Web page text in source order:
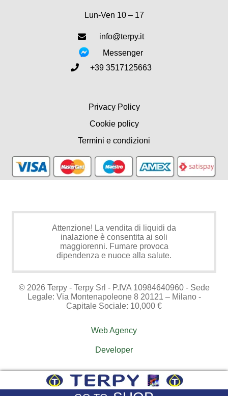
Lun-Ven 10 – 17
info@terpy.it
Messenger
+39 3517125663
Privacy Policy
Cookie policy
Termini e condizioni
Attenzione! La vendita di liquidi da
inalazione è consentita ai soli
maggiorenni. Fumare provoca
dipendenza e nuoce alla salute.
© 2026 Terpy - Terpy Srl - P.IVA 10984640960 - Sede
Legale: Via Montenapoleone 8 20121 – Milano -
Capitale Sociale: 10,000 €
Web Agency
Developer